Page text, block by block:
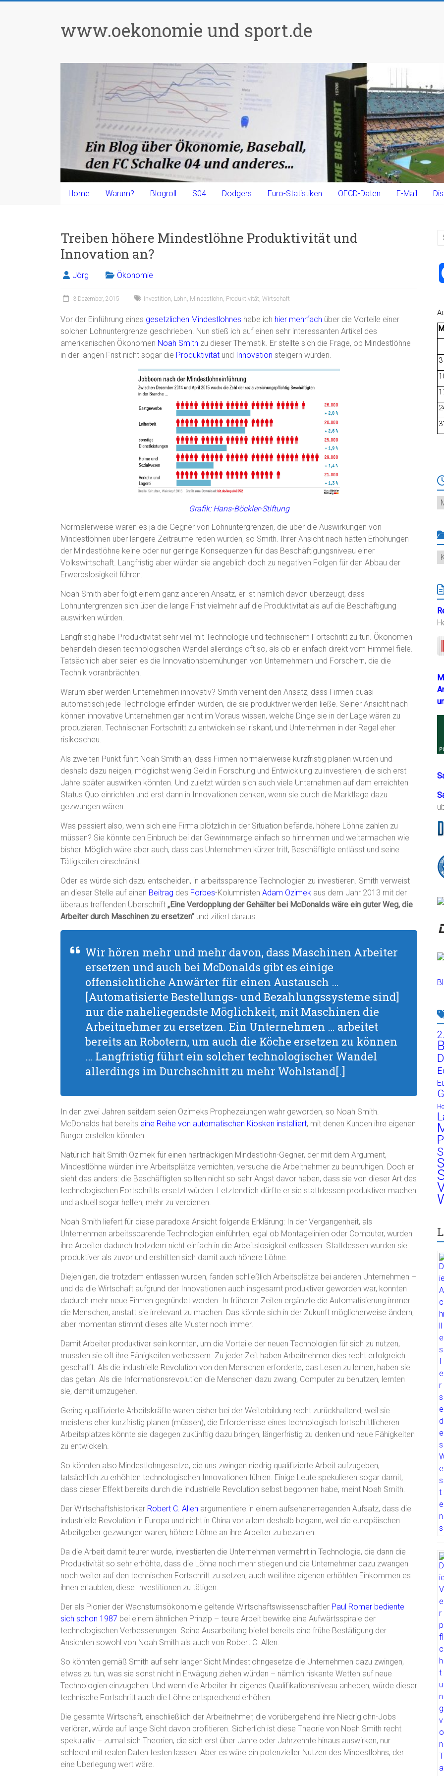
www.oekonomie und sport.de
Home Warum? Blogroll S04 Dodgers Euro-Statistiken OECD-Daten E-Mail
Treiben höhere Mindestlöhne Produktivität und
Innovation an?
Jörg Ökonomie
3 Dezember, 2015 Investition Lohn Mindestlohn Produktivität Wirtschaft
Vor der Einführung eines gesetzlichen Mindestlohnes habe ich hier mehrfach über die Vorteile einer
solchen Lohnuntergrenze geschrieben. Nun stieß ich auf einen sehr interessanten Artikel des
amerikanischen Ökonomen Noah Smith zu dieser Thematik. Er stellte sich die Frage, ob Mindestlöhne
in der langen Frist nicht sogar die Produktivität und Innovation steigern würden.
Grafik: Hans-Böckler-Stiftung
Normalerweise wären es ja die Gegner von Lohnuntergrenzen, die über die Auswirkungen von
Mindestlöhnen über längere Zeiträume reden würden, so Smith. Ihrer Ansicht nach hätten Erhöhungen
der Mindestlöhne keine oder nur geringe Konsequenzen für das Beschäftigungsniveau einer
Volkswirtschaft. Langfristig aber würden sie angeblich doch zu negativen Folgen für den Abbau der
Erwerbslosigkeit führen.
Noah Smith aber folgt einem ganz anderen Ansatz, er ist nämlich davon überzeugt, dass
Lohnuntergrenzen sich über die lange Frist vielmehr auf die Produktivität als auf die Beschäftigung
auswirken würden.
Langfristig habe Produktivität sehr viel mit Technologie und technischem Fortschritt zu tun. Ökonomen
behandeln diesen technologischen Wandel allerdings oft so, als ob er einfach direkt vom Himmel fiele.
Tatsächlich aber seien es die Innovationsbemühungen von Unternehmern und Forschern, die die
Technik voranbrächten.
Warum aber werden Unternehmen innovativ? Smith verneint den Ansatz, dass Firmen quasi
automatisch jede Technologie erfinden würden, die sie produktiver werden ließe. Seiner Ansicht nach
können innovative Unternehmen gar nicht im Voraus wissen, welche Dinge sie in der Lage wären zu
produzieren. Technischen Fortschritt zu entwickeln sei riskant, und Unternehmen in der Regel eher
risikoscheu.
Als zweiten Punkt führt Noah Smith an, dass Firmen normalerweise kurzfristig planen würden und
deshalb dazu neigen, möglichst wenig Geld in Forschung und Entwicklung zu investieren, die sich erst
Jahre später auswirken könnten. Und zuletzt würden sich auch viele Unternehmen auf dem erreichten
Status Quo einrichten und erst dann in Innovationen denken, wenn sie durch die Marktlage dazu
gezwungen wären.
Was passiert also, wenn sich eine Firma plötzlich in der Situation befände, höhere Löhne zahlen zu
müssen? Sie könnte den Einbruch bei der Gewinnmarge einfach so hinnehmen und weitermachen wie
bisher. Möglich wäre aber auch, dass das Unternehmen kürzer tritt, Beschäftigte entlässt und seine
Tätigkeiten einschränkt.
Oder es würde sich dazu entscheiden, in arbeitssparende Technologien zu investieren. Smith verweist
an dieser Stelle auf einen Beitrag des Forbes-Kolumnisten Adam Ozimek aus dem Jahr 2013 mit der
überaus treffenden Überschrift „Eine Verdopplung der Gehälter bei McDonalds wäre ein guter Weg, die
Arbeiter durch Maschinen zu ersetzen“ und zitiert daraus:
Wir hören mehr und mehr davon, dass Maschinen Arbeiter
ersetzen und auch bei McDonalds gibt es einige
offensichtliche Anwärter für einen Austausch …
[Automatisierte Bestellungs- und Bezahlungssysteme sind]
nur die naheliegendste Möglichkeit, mit Maschinen die
Arbeitnehmer zu ersetzen. Ein Unternehmen … arbeitet
bereits an Robotern, um auch die Köche ersetzen zu können
… Langfristig führt ein solcher technologischer Wandel
allerdings im Durchschnitt zu mehr Wohlstand[.]
In den zwei Jahren seitdem seien Ozimeks Prophezeiungen wahr geworden, so Noah Smith.
McDonalds hat bereits eine Reihe von automatischen Kiosken installiert, mit denen Kunden ihre eigenen
Burger erstellen könnten.
Natürlich hält Smith Ozimek für einen hartnäckigen Mindestlohn-Gegner, der mit dem Argument,
Mindestlöhne würden ihre Arbeitsplätze vernichten, versuche die Arbeitnehmer zu beunruhigen. Doch er
sieht das anders: die Beschäftigten sollten nicht so sehr Angst davor haben, dass sie von dieser Art des
technologischen Fortschritts ersetzt würden. Letztendlich dürfte er sie stattdessen produktiver machen
und aktuell sogar helfen, mehr zu verdienen.
Noah Smith liefert für diese paradoxe Ansicht folgende Erklärung: In der Vergangenheit, als
Unternehmen arbeitssparende Technologien einführten, egal ob Montagelinien oder Computer, wurden
ihre Arbeiter dadurch trotzdem nicht einfach in die Arbeitslosigkeit entlassen. Stattdessen wurden sie
produktiver als zuvor und erstritten sich damit auch höhere Löhne.
Diejenigen, die trotzdem entlassen wurden, fanden schließlich Arbeitsplätze bei anderen Unternehmen –
und da die Wirtschaft aufgrund der Innovationen auch insgesamt produktiver geworden war, konnten
dadurch mehr neue Firmen gegründet werden. In früheren Zeiten ergänzte die Automatisierung immer
die Menschen, anstatt sie irrelevant zu machen. Das könnte sich in der Zukunft möglicherweise ändern,
aber momentan stimmt dieses alte Muster noch immer.
Damit Arbeiter produktiver sein konnten, um die Vorteile der neuen Technologien für sich zu nutzen,
mussten sie oft ihre Fähigkeiten verbessern. Zu jeder Zeit haben Arbeitnehmer dies recht erfolgreich
geschafft. Als die industrielle Revolution von den Menschen erforderte, das Lesen zu lernen, haben sie
das getan. Als die Informationsrevolution die Menschen dazu zwang, Computer zu benutzen, lernten
sie, damit umzugehen.
Gering qualifizierte Arbeitskräfte waren bisher bei der Weiterbildung recht zurückhaltend, weil sie
meistens eher kurzfristig planen (müssen), die Erfordernisse eines technologisch fortschrittlicheren
Arbeitsplatzes könnte sie dagegen zukünftig dazu bringen, längerfristig zu denken und neue Fähigkeiten
zu entwickeln.
So könnten also Mindestlohngesetze, die uns zwingen niedrig qualifizierte Arbeit aufzugeben,
tatsächlich zu erhöhten technologischen Innovationen führen. Einige Leute spekulieren sogar damit,
dass dieser Effekt bereits durch die industrielle Revolution selbst begonnen habe, meint Noah Smith.
Der Wirtschaftshistoriker Robert C. Allen argumentiere in einem aufsehenerregenden Aufsatz, dass die
industrielle Revolution in Europa und nicht in China vor allem deshalb begann, weil die europäischen
Arbeitgeber gezwungen waren, höhere Löhne an ihre Arbeiter zu bezahlen.
Da die Arbeit damit teurer wurde, investierten die Unternehmen vermehrt in Technologie, die dann die
Produktivität so sehr erhöhte, dass die Löhne noch mehr stiegen und die Unternehmer dazu zwangen
noch weiter auf den technischen Fortschritt zu setzen, auch weil ihre eigenen erhöhten Einkommen es
ihnen erlaubten, diese Investitionen zu tätigen.
Der als Pionier der Wachstumsökonomie geltende Wirtschaftswissenschaftler Paul Romer bediente
sich schon 1987 bei einem ähnlichen Prinzip – teure Arbeit bewirke eine Aufwärtsspirale der
technologischen Verbesserungen. Seine Ausarbeitung bietet bereits eine frühe Bestätigung der
Ansichten sowohl von Noah Smith als auch von Robert C. Allen.
So könnten gemäß Smith auf sehr langer Sicht Mindestlohngesetze die Unternehmen dazu zwingen,
etwas zu tun, was sie sonst nicht in Erwägung ziehen würden – nämlich riskante Wetten auf neue
Technologien einzugehen. Und wenn die Arbeiter ihr eigenes Qualifikationsniveau anheben, würde dieser
technische Fortschritt auch die Löhne entsprechend erhöhen.
Die gesamte Wirtschaft, einschließlich der Arbeitnehmer, die vorübergehend ihre Niedriglohn-Jobs
verlören, würde auf lange Sicht davon profitieren. Sicherlich ist diese Theorie von Noah Smith recht
spekulativ – zumal sich Theorien, die sich erst über Jahre oder Jahrzehnte hinaus auswirken, nur
schlecht mit realen Daten testen lassen. Aber es wäre ein potenzieller Nutzen des Mindestlohns, der
eine Überlegung wert wäre.
M
3